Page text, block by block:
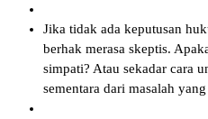
Jika tidak ada keputusan
berhak merasa skeptis.
simpati? Atau sekadar cara
sementara dari masalah